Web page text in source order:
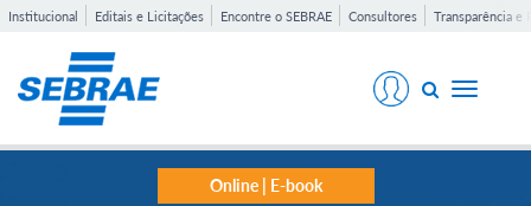
Institucional Editais e Licitações Encontre o SEBRAE Consultores Transparência e
Toggle
Online | E-book